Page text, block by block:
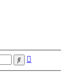
Поиск